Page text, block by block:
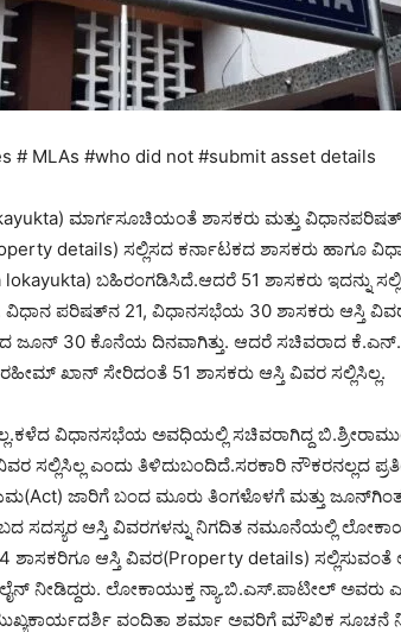
# MLAs #who did not #submit asset details
ಮಾರ್ಗಸೂಚಿಯಂತೆ ಶಾಸಕರು ಮತ್ತು ವಿಧಾನಪರಿಷತ್‌
details) ಸಲ್ಲಿಸದ ಕರ್ನಾಟಕದ ಶಾಸಕರು ಹಾಗೂ
ಬಹಿರಂಗಡಿಸಿದೆ.ಆದರೆ 51 ಶಾಸಕರು ಇದನ್ನು
ಪರಿಷತ್‌ನ 21, ವಿಧಾನಸಭೆಯ 30 ಶಾಸಕರು ಆಸ್ತಿ ವಿವರ
ಜೂನ್ 30 ಕೊನೆಯ ದಿನವಾಗಿತ್ತು. ಆದರೆ ಸಚಿವರಾದ
ಖಾನ್ ಸೇರಿದಂತೆ 51 ಶಾಸಕರು ಆಸ್ತಿ ವಿವರ ಸಲ್ಲಿಸಿಲ್ಲ.
ವಿಧಾನಸಭೆಯ ಅವಧಿಯಲ್ಲಿ ಸಚಿವರಾಗಿದ್ದ
ಸಲ್ಲಿಸಿಲ್ಲ ಎಂದು ತಿಳಿದುಬಂದಿದೆ.ಸರಕಾರಿ ನೌಕರನಲ್ಲದ
ಜಾರಿಗೆ ಬಂದ ಮೂರು ತಿಂಗಳೊಳಗೆ ಮತ್ತು ಜೂನ್‌ಗಿಂತ
ಸದಸ್ಯರ ಆಸ್ತಿ ವಿವರಗಳನ್ನು ನಿಗದಿತ ನಮೂನೆಯಲ್ಲಿ
ಆಸ್ತಿ ವಿವರ(Property details) ಸಲ್ಲಿಸುವಂತೆ
ಲೋಕಾಯುಕ್ತ ನ್ಯಾ.ಬಿ.ಎಸ್​.ಪಾಟೀಲ್ ಅವರು
ವಂದಿತಾ ಶರ್ಮಾ ಅವರಿಗೆ ಮೌಖಿಕ ಸೂಚನೆ